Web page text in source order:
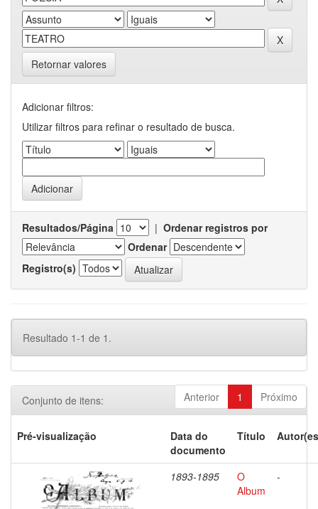
Retornar valores
Adicionar filtros:
Utilizar filtros para refinar o resultado de busca.
Resultados/Página | Ordenar registros por
Ordenar
Registro(s)
Resultado 1-1 de 1.
Anterior 1 Próximo
Conjunto de itens:
Pré-visualização
Data do
documento
Título
1893-1895
O
Album
-